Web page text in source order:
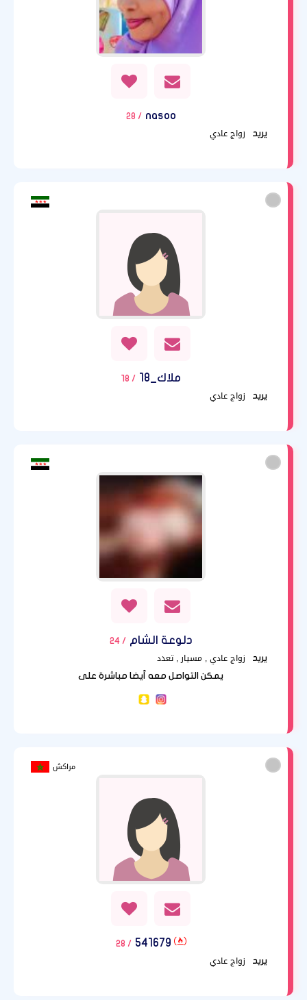
nasoo
/ 28
يريد
زواج عادي
ملاك_18
/ 18
يريد
زواج عادي
دلوعة الشام / 24
يريد
زواج عادي , مسيار , تعدد
يمكن التواصل معه أيضا مباشرة على
مراكش
541679
/ 28
يريد
زواج عادي